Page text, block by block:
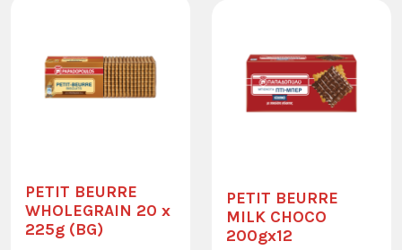
PETIT BEURRE
WHOLEGRAIN 20 x
225g (BG)
PETIT BEURRE
MILK CHOCO
200gx12